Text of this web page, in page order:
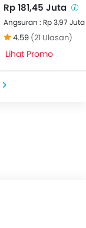
Rp 181,45 Juta
Angsuran : Rp 3,97
4.59 (21 Ulasan)
Lihat Promo